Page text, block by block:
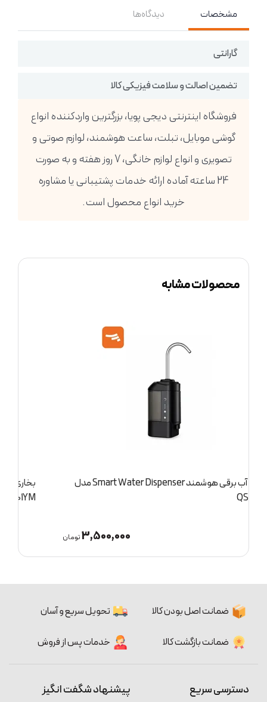
مشخصات دیدگاه‌ها
گارانتی
تضمین اصالت و سلامت فیزیکی کالا
فروشگاه اینترنتی دیجی پویا، بزرگترین واردکننده انواع
گوشی موبایل، تبلت، ساعت هوشمند، لوازم صوتی و
تصویری و انواع لوازم خانگی، 7 روز هفته و به صورت
24 ساعته آماده ارائه خدمات پشتیبانی یا مشاوره
خرید انواع محصول است.
محصولات مشابه
بخاری برقی شیائومی مدل Desktop Heater
4,100,000
ضمانت اصل بودن کالا تحویل سریع و آسان
ضمانت بازگشت کالا خدمات پس از فروش
دسترسی سریع پیشنهاد شگفت انگیز